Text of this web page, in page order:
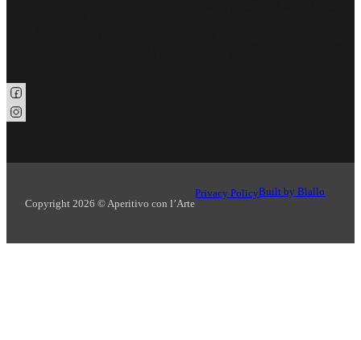
Seguici su Facebook
Seguici su Instagram
Copyright 2026 © Aperitivo con l’Arte
Privacy PolicyBuilt by Blallo